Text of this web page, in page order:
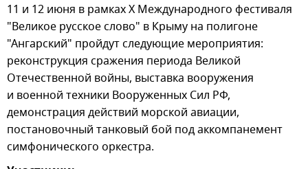
11 и 12 июня в рамках X Международного фестиваля
"Великое русское слово" в Крыму на полигоне
"Ангарский" пройдут следующие мероприятия:
реконструкция сражения периода Великой
Отечественной войны, выставка вооружения
и военной техники Вооруженных Сил РФ,
демонстрация действий морской авиации,
постановочный танковый бой под аккомпанемент
симфонического оркестра.